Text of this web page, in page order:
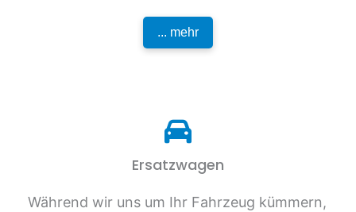
... mehr
Ersatzwagen
Während wir uns um Ihr Fahrzeug kümmern,